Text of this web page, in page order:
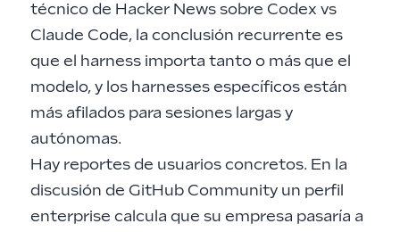
técnico de Hacker News sobre Codex vs
Claude Code, la conclusión recurrente es
que el harness importa tanto o más que el
modelo, y los harnesses específicos están
más afilados para sesiones largas y
autónomas.
Hay reportes de usuarios concretos. En la
discusión de GitHub Community un perfil
enterprise calcula que su empresa pasaría a